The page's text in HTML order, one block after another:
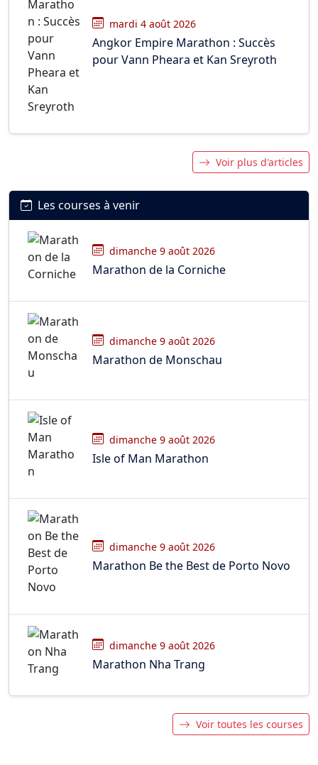
mardi 4 août 2026
Angkor Empire Marathon : Succès
pour Vann Pheara et Kan Sreyroth
Voir plus d'articles
Les courses à venir
dimanche 9 août 2026
Marathon de la Corniche
dimanche 9 août 2026
Marathon de Monschau
dimanche 9 août 2026
Isle of Man Marathon
dimanche 9 août 2026
Marathon Be the Best de Porto Novo
dimanche 9 août 2026
Marathon Nha Trang
Voir toutes les courses